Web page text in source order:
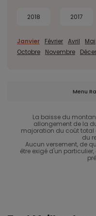
2018 2017
Janvier Février Avril Mai
Octobre
Novembre
Menu
La baisse du
allongement de la
majoration du coût total
du
Aucun versement, de
être exigé d'un